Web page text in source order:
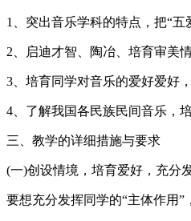
1、突出音乐学科的特点，把“
2、启迪才智、陶冶、培育审美
3、培育同学对音乐的爱好爱好
4、了解我国各民族民间音乐，
三、教学的详细措施与要求
(一)创设情境，培育爱好，充分
要想充分发挥同学的“主体作用